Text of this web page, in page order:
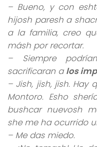
– Bueno, y con
hijosh paresh a
a la familia, creo
másh por recortar.
– Siempre
sacrificaran a los
– Jish, jish, jish. Hay
Montoro. Esho
bushcar nuevosh
she me ha ocurrido
– Me das miedo.